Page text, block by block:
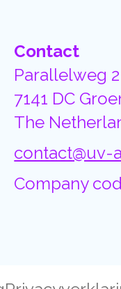
Contact
Parallelweg 2
7141 DC
The
contact@uv-
Company